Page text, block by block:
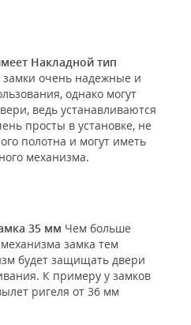
Накладной тип
замки очень надежные и
однако могут
ведь устанавливаются
просты в установке, не
полотна и могут иметь
механизма.
35 мм Чем больше
замка тем
будет защищать двери
К примеру у замков
ригеля от 36 мм